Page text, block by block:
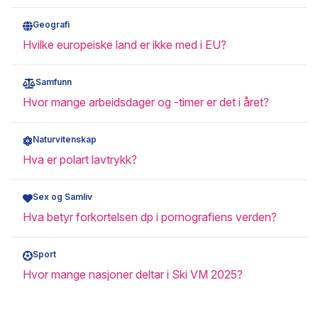
Geografi
Hvilke europeiske land er ikke med i EU?
Samfunn
Hvor mange arbeidsdager og -timer er det i året?
Naturvitenskap
Hva er polart lavtrykk?
Sex og Samliv
Hva betyr forkortelsen dp i pornografiens verden?
Sport
Hvor mange nasjoner deltar i Ski VM 2025?